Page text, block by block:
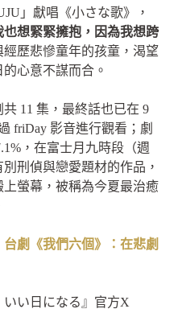
」獻唱《小さな歌》，
想緊緊擁抱，因為我想跨
經歷悲慘童年的孩童，渴望
心意不謀而合。
11 集，最終話也已在 9
friDay 影音進行觀看；劇
，在富士月九時段（週
刑偵與戀愛題材的作品，
螢幕，被稱為今夏最治癒
劇《我們六個》：在悲劇
い日になる』官方X